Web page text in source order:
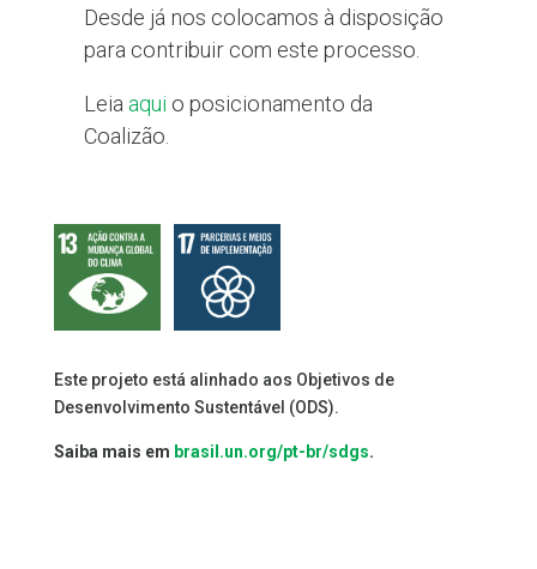
Desde já nos colocamos à disposição
para contribuir com este processo.
Leia aqui o posicionamento da
Coalizão.
Este projeto está alinhado aos Objetivos de
Desenvolvimento Sustentável (ODS).
Saiba mais em brasil.un.org/pt-br/sdgs.